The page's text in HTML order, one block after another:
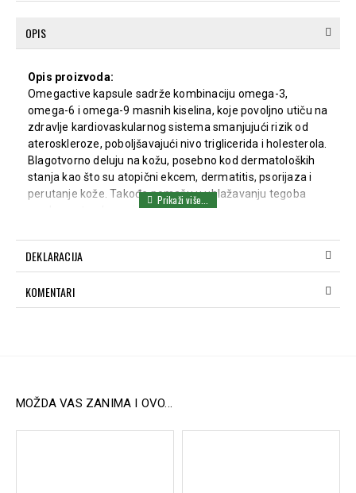
OPIS
Opis proizvoda:
Omegactive kapsule sadrže kombinaciju omega-3,
omega-6 i omega-9 masnih kiselina, koje povoljno utiču na
zdravlje kardiovaskularnog sistema smanjujući rizik od
ateroskleroze, poboljšavajući nivo triglicerida i holesterola.
Blagotvorno deluju na kožu, posebno kod dermatoloških
stanja kao što su atopični ekcem, dermatitis, psorijaza i
perutanje kože. Takođe pomažu u ublažavanju tegoba
predmenstrualnog sindroma (PMS).
Popiti 2–3 kapsule dnevno uz obrok.
Omega-3, 6, 9 masne kiseline.
DEKLARACIJA
KOMENTARI
MOŽDA VAS ZANIMA I OVO...